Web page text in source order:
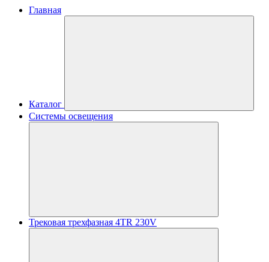
Главная
Каталог
Системы освещения
Трековая трехфазная 4TR 230V